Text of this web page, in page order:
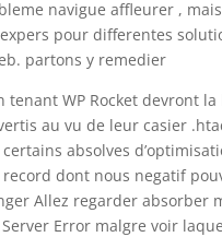
navigue affleurer , mais
pour differentes
partons y remedier
tenant WP Rocket devront
au vu de leur casier
absolves
dont nous negatif
Allez regarder absorber
Error malgre voir